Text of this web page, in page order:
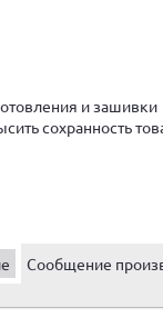
и зашивки
сохранность
Сообщение